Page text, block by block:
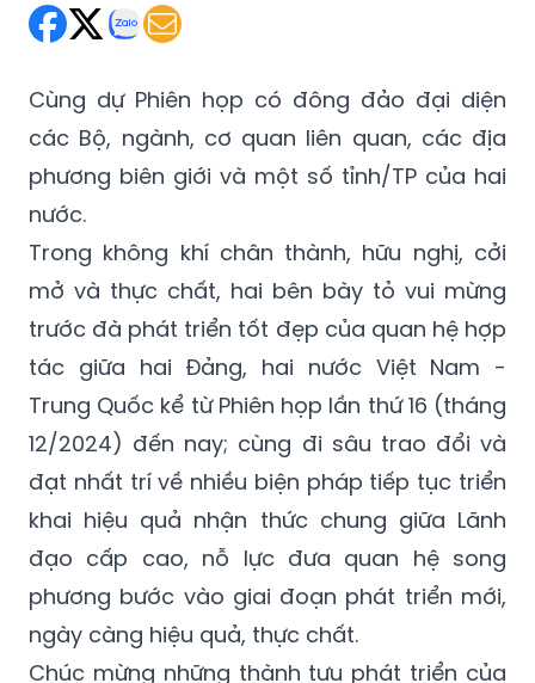
Cùng dự Phiên họp có đông đảo đại diện
các Bộ, ngành, cơ quan liên quan, các địa
phương biên giới và một số tỉnh/TP của hai
nước.
Trong không khí chân thành, hữu nghị, cởi
mở và thực chất, hai bên bày tỏ vui mừng
trước đà phát triển tốt đẹp của quan hệ hợp
tác giữa hai Đảng, hai nước Việt Nam -
Trung Quốc kể từ Phiên họp lần thứ 16 (tháng
12/2024) đến nay; cùng đi sâu trao đổi và
đạt nhất trí về nhiều biện pháp tiếp tục triển
khai hiệu quả nhận thức chung giữa Lãnh
đạo cấp cao, nỗ lực đưa quan hệ song
phương bước vào giai đoạn phát triển mới,
ngày càng hiệu quả, thực chất.
Chúc mừng những thành tựu phát triển của